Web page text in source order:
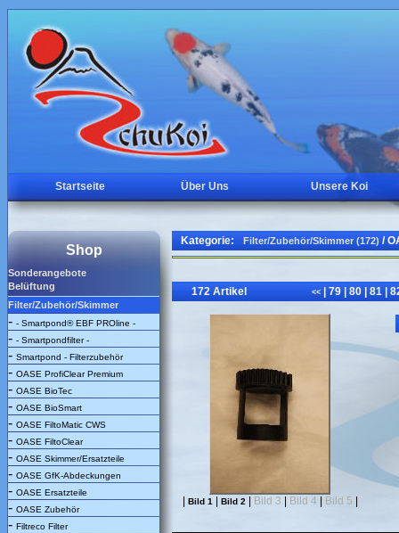
Startseite Über Uns Unsere Koi
Shop
Sonderangebote
Belüftung
Filter/Zubehör/Skimmer
- - Smartpond® EBF PROline -
- - Smartpondfilter -
- Smartpond - Filterzubehör
- OASE ProfiClear Premium
- OASE BioTec
- OASE BioSmart
- OASE FiltoMatic CWS
- OASE FiltoClear
- OASE Skimmer/Ersatzteile
- OASE GfK-Abdeckungen
- OASE Ersatzteile
- OASE Zubehör
- Filtreco Filter
Kategorie: Filter/Zubehör/Skimmer (172) /
172 Artikel << 79 80 81
Bild 1| Bild 2| Bild 3 Bild 4 Bild 5